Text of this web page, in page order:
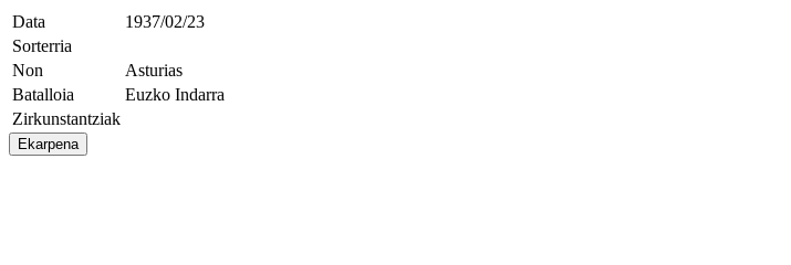
Data
1937/02/23
Sorterria
Non
Asturias
Batalloia
Euzko Indarra
Zirkunstantziak